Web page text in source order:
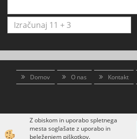
Domov O nas Kontakt
Izdelava spletne trgovine
Z obiskom in uporabo spletnega
mesta soglašate z uporabo in
beleženjem piškotkov.